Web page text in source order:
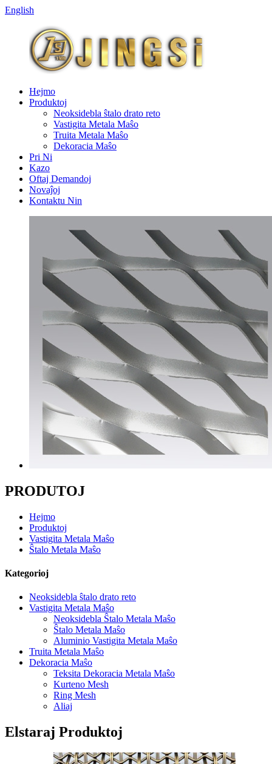
English
Hejmo
Produktoj
Neoksidebla ŝtalo drato reto
Vastigita Metala Maŝo
Truita Metala Maŝo
Dekoracia Maŝo
Pri Ni
Kazo
Oftaj Demandoj
Novaĵoj
Kontaktu Nin
PRODUTOJ
Hejmo
Produktoj
Vastigita Metala Maŝo
Ŝtalo Metala Maŝo
Kategorioj
Neoksidebla ŝtalo drato reto
Vastigita Metala Maŝo
Neoksidebla Ŝtalo Metala Maŝo
Ŝtalo Metala Maŝo
Aluminio Vastigita Metala Maŝo
Truita Metala Maŝo
Dekoracia Maŝo
Teksita Dekoracia Metala Maŝo
Kurteno Mesh
Ring Mesh
Aliaj
Elstaraj Produktoj